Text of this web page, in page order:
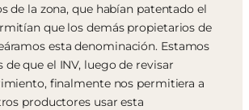
de la zona, que habían patentado el
que los demás propietarios de
esta denominación. Estamos
que el INV, luego de revisar
finalmente nos permitiera a
productores usar esta